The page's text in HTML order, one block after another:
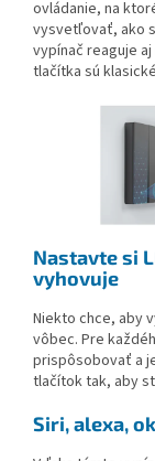
ovládanie, na
vysvetľovať, ako
vypínač reaguje
tlačítka sú
Nastavte si
vyhovuje
Niekto chce, aby
vôbec. Pre
prispôsobovať a
tlačítok tak, aby
Siri, alexa,